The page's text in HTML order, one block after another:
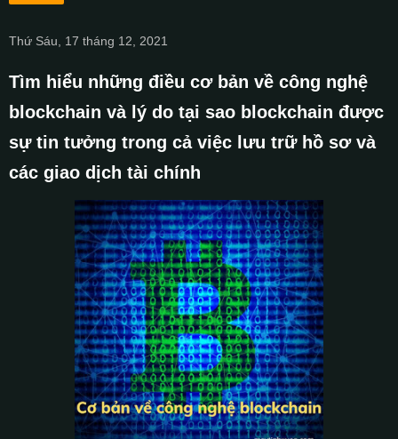
Thứ Sáu, 17 tháng 12, 2021
Tìm hiểu những điều cơ bản về công nghệ
blockchain và lý do tại sao blockchain được
sự tin tưởng trong cả việc lưu trữ hồ sơ và
các giao dịch tài chính